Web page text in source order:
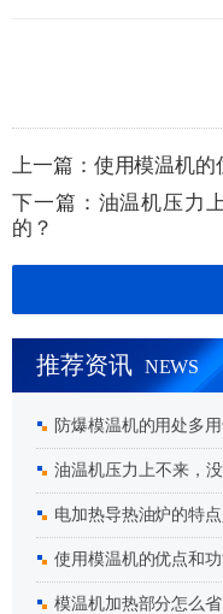
上一篇： 使用模温机的
下一篇： 油温机压力
的？
推荐资讯 NEWS
防爆模温机的用处多
油温机压力上不来，
的？
电加热导热油炉的特
使用模温机的优点和
模温机加热部分怎么省